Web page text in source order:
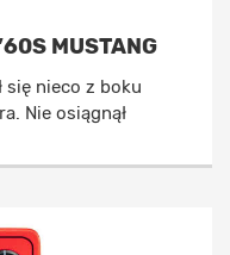
MUSTANG
się nieco z boku
Nie osiągnął